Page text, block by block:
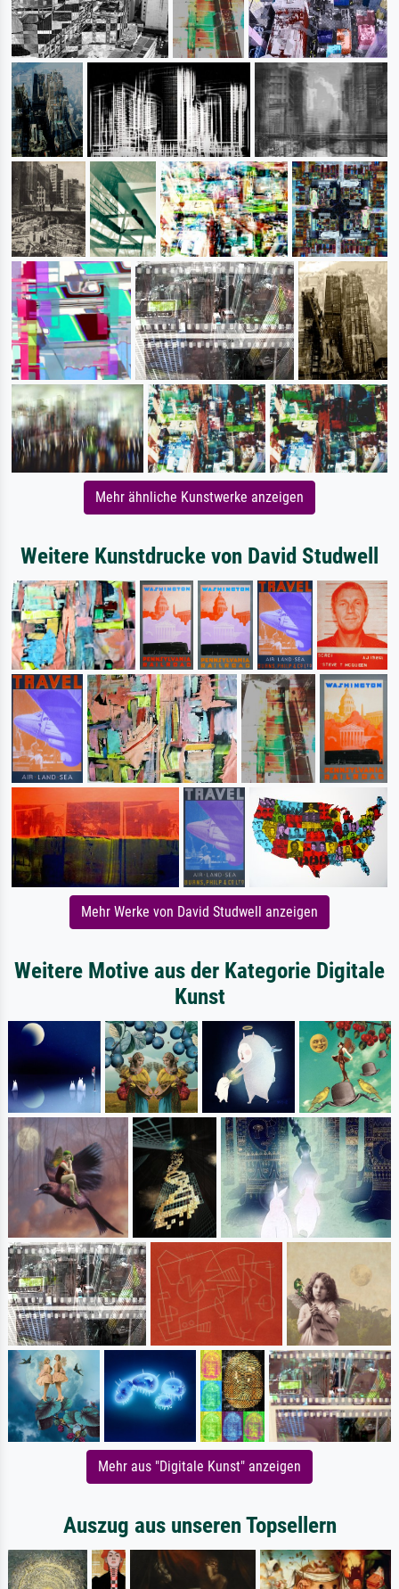
Mehr ähnliche Kunstwerke anzeigen
Weitere Kunstdrucke von David Studwell
Mehr Werke von David Studwell anzeigen
Weitere Motive aus der Kategorie Digitale
Kunst
Mehr aus "Digitale Kunst" anzeigen
Auszug aus unseren Topsellern